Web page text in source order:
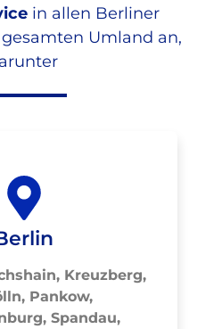
in allen Berliner
Umland an,
Kreuzberg,
Pankow,
Spandau,